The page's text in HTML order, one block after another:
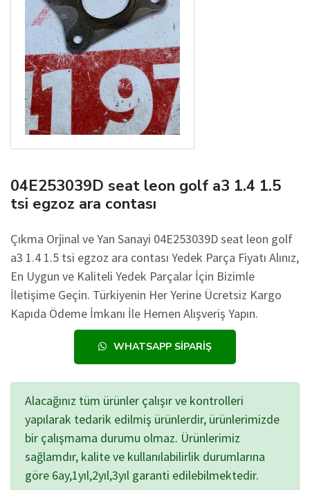
04E253039D seat leon golf a3 1.4 1.5
tsi egzoz ara contası
Çıkma Orjinal ve Yan Sanayi 04E253039D seat leon golf
a3 1.4 1.5 tsi egzoz ara contası Yedek Parça Fiyatı Alınız,
En Uygun ve Kaliteli Yedek Parçalar İçin Bizimle
İletişime Geçin. Türkiyenin Her Yerine Ücretsiz Kargo
Kapıda Ödeme İmkanı İle Hemen Alışveriş Yapın.
WHATSAPP SIPARIŞ
Alacağınız tüm ürünler çalışır ve kontrolleri
yapılarak tedarik edilmiş ürünlerdir, ürünlerimizde
bir çalışmama durumu olmaz. Ürünlerimiz
sağlamdır, kalite ve kullanılabilirlik durumlarına
göre 6ay,1yıl,2yıl,3yıl garanti edilebilmektedir.